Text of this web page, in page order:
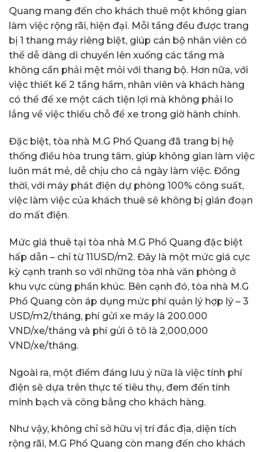
Quang mang đến cho khách thuê một không gian
làm việc rộng rãi, hiện đại. Mỗi tầng đều được trang
bị 1 thang máy riêng biệt, giúp cán bộ nhân viên có
thể dễ dàng di chuyển lên xuống các tầng mà
không cần phải mệt mỏi với thang bộ. Hơn nữa, với
việc thiết kế 2 tầng hầm, nhân viên và khách hàng
có thể để xe một cách tiện lợi mà không phải lo
lắng về việc thiếu chỗ để xe trong giờ hành chính.
Đặc biệt, tòa nhà M.G Phổ Quang đã trang bị hệ
thống điều hòa trung tâm, giúp không gian làm việc
luôn mát mẻ, dễ chịu cho cả ngày làm việc. Đồng
thời, với máy phát điện dự phòng 100% công suất,
việc làm việc của khách thuê sẽ không bị gián đoạn
do mất điện.
Mức giá thuê tại tòa nhà M.G Phổ Quang đặc biệt
hấp dẫn – chỉ từ 11USD/m2. Đây là một mức giá cực
kỳ cạnh tranh so với những tòa nhà văn phòng ở
khu vực cùng phần khúc. Bên cạnh đó, tòa nhà M.G
Phổ Quang còn áp dụng mức phí quản lý hợp lý – 3
USD/m2/tháng, phí gửi xe máy là 200.000
VND/xe/tháng và phí gửi ô tô là 2,000,000
VND/xe/tháng.
Ngoài ra, một điểm đáng lưu ý nữa là việc tính phí
điện sẽ dựa trên thực tế tiêu thụ, đem đến tính
minh bạch và công bằng cho khách hàng.
Như vậy, không chỉ sở hữu vị trí đắc địa, diện tích
rộng rãi, M.G Phổ Quang còn mang đến cho khách